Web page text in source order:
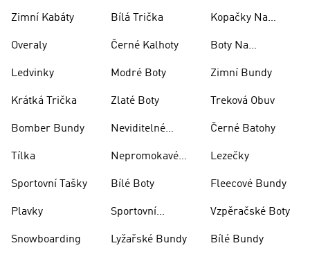
Zimní Kabáty
Overaly
Ledvinky
Krátká Trička
Bomber Bundy
Tílka
Sportovní Tašky
Plavky
Snowboarding
Bílá Trička
Černé Kalhoty
Modré Boty
Zlaté Boty
Neviditelné
Nepromokavé
Bílé Boty
Sportovní
Lyžařské Bundy
Kopačky Na
Boty Na
Zimní Bundy
Treková Obuv
Černé Batohy
Lezečky
Fleecové Bundy
Vzpěračské Boty
Bílé Bundy